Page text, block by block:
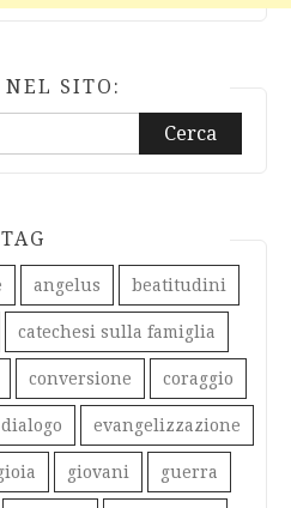
NEL SITO:
TAG
angelus beatitudini
catechesi sulla famiglia
conversione coraggio
dialogo evangelizzazione
giovani guerra